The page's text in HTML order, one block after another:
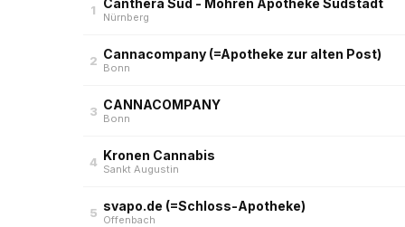
1 Canthera Süd - Mohren Apotheke Südstadt
Nürnberg
2 Cannacompany (=Apotheke zur alten Post)
Bonn
3 CANNACOMPANY
Bonn
4 Kronen Cannabis
Sankt Augustin
5 svapo.de (=Schloss-Apotheke)
Offenbach